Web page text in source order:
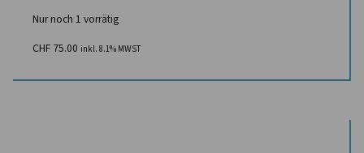
Nur noch 1 vorrätig
CHF 75.00 inkl. 8.1% MWST